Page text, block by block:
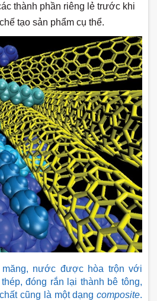
i
o
n
thành phần riêng lẻ trước khi
tạo sản phẩm cụ thể.
nước được hòa trộn với
đóng rắn lại thành bê tông,
cũng là một dạng composite.